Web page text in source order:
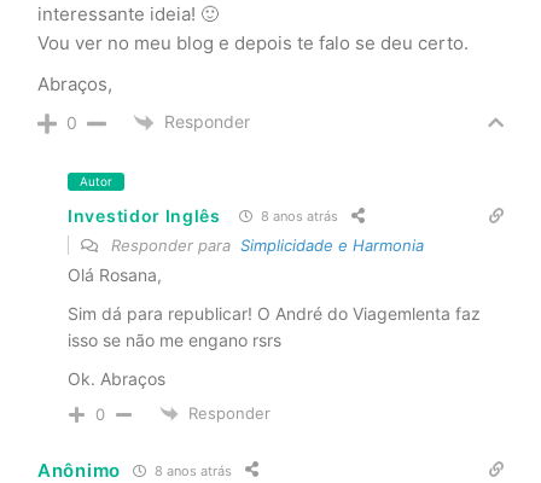
interessante ideia! 🙂
Vou ver no meu blog e depois te falo se deu certo.
Abraços,
0 Responder
Autor
Investidor Inglês 8 anos atrás
Responder para Simplicidade e Harmonia
Olá Rosana,
Sim dá para republicar! O André do Viagemlenta faz
isso se não me engano rsrs
Ok. Abraços
0 Responder
Anônimo 8 anos atrás